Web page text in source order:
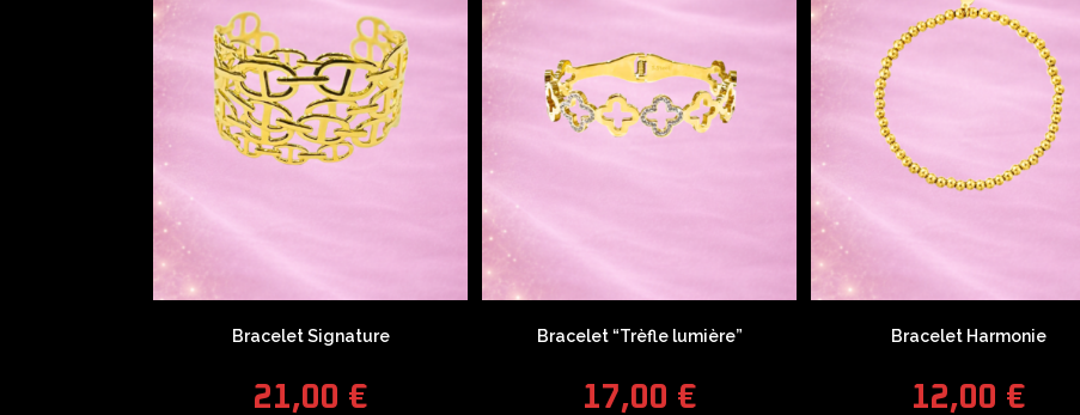
Bracelet Signature
21,00 €
Bracelet “Trèfle lumière”
17,00 €
Bracelet Harmonie
12,00 €